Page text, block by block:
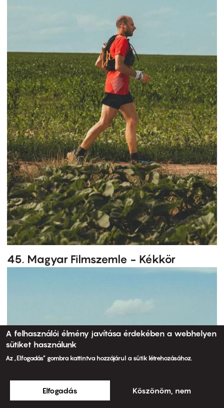
45. Magyar Filmszemle - Kékkör
A felhasználói élmény javítása érdekében a webhelyen
sütiket használunk
Az „Elfogadás” gombra kattintva hozzájárul a sütik létrehozásához.
Elfogadás Köszönöm, nem